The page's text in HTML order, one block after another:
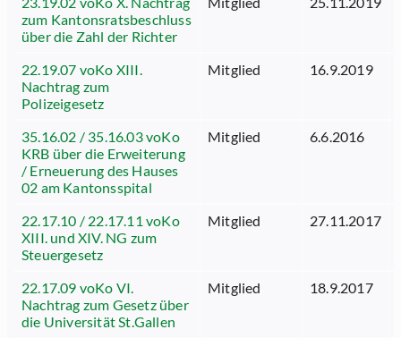
zum Kantonsratsbeschluss
über die Zahl der Richter
22.19.07 voKo XIII.
Nachtrag zum
Polizeigesetz
Mitglied 16.9.2019
35.16.02 / 35.16.03 voKo
KRB über die Erweiterung
/ Erneuerung des Hauses
02 am Kantonsspital
Mitglied 6.6.2016
22.17.10 / 22.17.11 voKo
XIII. und XIV. NG zum
Steuergesetz
Mitglied 27.11.2017
22.17.09 voKo VI.
Nachtrag zum Gesetz über
die Universität St.Gallen
Mitglied 18.9.2017